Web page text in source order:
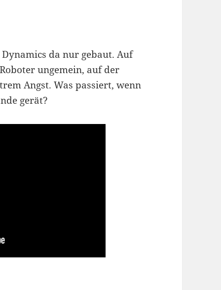
Dynamics da nur gebaut. Auf
ungemein, auf der
Angst. Was passiert, wenn
gerät?